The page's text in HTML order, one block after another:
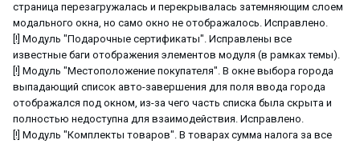
страница перезагружалась и перекрывалась затемняющим слоем
модального окна, но само окно не отображалось. Исправлено.
[!] Модуль "Подарочные сертификаты". Исправлены все
известные баги отображения элементов модуля (в рамках темы).
[!] Модуль "Местоположение покупателя". В окне выбора города
выпадающий список авто-завершения для поля ввода города
отображался под окном, из-за чего часть списка была скрыта и
полностью недоступна для взаимодействия. Исправлено.
[!] Модуль "Комплекты товаров". В товарах сумма налога за все